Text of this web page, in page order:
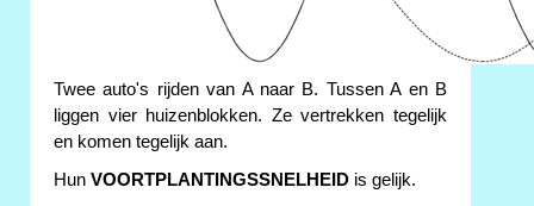
Twee auto's rijden van A naar B. Tussen A en B
liggen vier huizenblokken. Ze vertrekken tegelijk
en komen tegelijk aan.
Hun VOORTPLANTINGSSNELHEID is gelijk.